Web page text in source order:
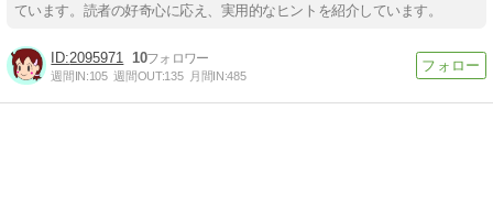
ています。読者の好奇心に応え、実用的なヒントを紹介しています。
2095971 10
週間IN:105 週間OUT:135 月間IN:485